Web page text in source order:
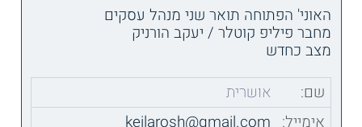
האוני' הפתוחה תואר שני מנהל עסקים
מחבר פיליפ קוטלר / יעקב הורניק
מצב כחדש
שם:
אושרית
אימייל: keilarosh@gmail.com